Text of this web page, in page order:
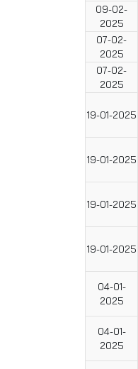
09-02-
2025
07-02-
2025
07-02-
2025
19-01-2025
19-01-2025
19-01-2025
19-01-2025
04-01-
2025
04-01-
2025